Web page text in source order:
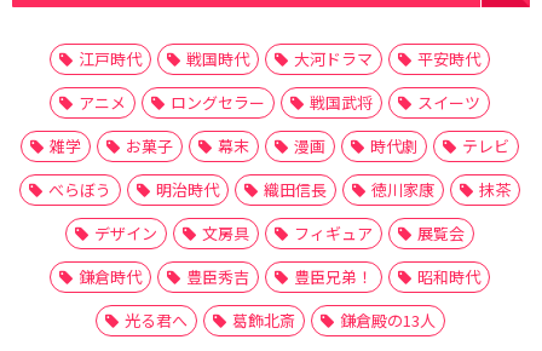
江戸時代 戦国時代 大河ドラマ
平安時代
アニメ
ロングセラー 戦国武将
スイーツ
雑学
お菓子 幕末 漫画 時代劇
テレビ
べらぼう
明治時代 織田信長 徳川家康
抹茶
デザイン
文房具 フィギュア
展覧会
鎌倉時代
豊臣秀吉 豊臣兄弟！
昭和時代
光る君へ
葛飾北斎 鎌倉殿の13人